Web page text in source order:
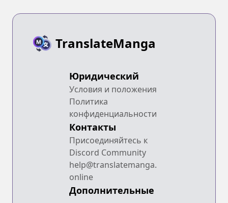
TranslateManga
Юридический
Условия и положения
Политика
конфиденциальности
Контакты
Присоединяйтесь к
Discord Community
help@translatemanga.
online
Дополнительные